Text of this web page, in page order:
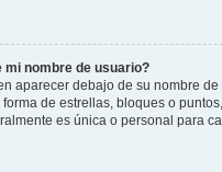
mi nombre de usuario?
aparecer debajo de su nombre
de estrellas, bloques o
es única o personal para